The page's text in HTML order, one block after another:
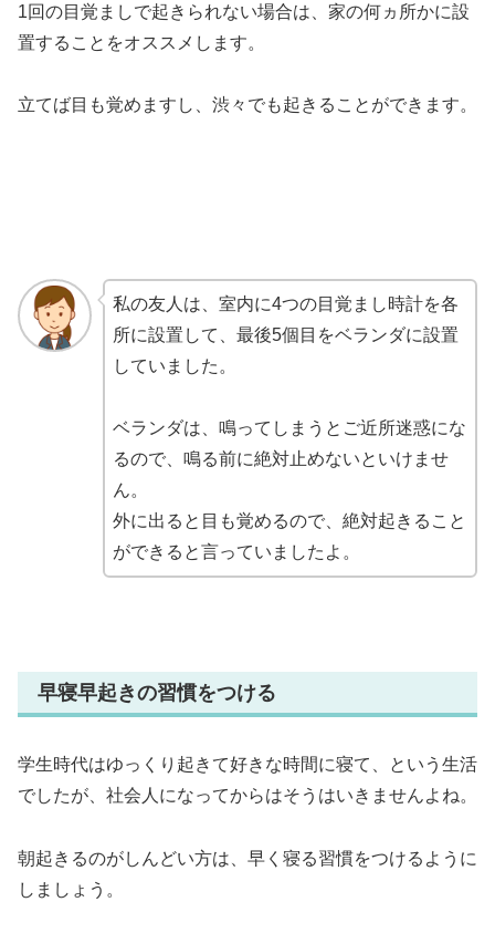
1回の目覚ましで起きられない場合は、家の何ヵ所かに設
置することをオススメします。
立てば目も覚めますし、渋々でも起きることができます。
私の友人は、室内に4つの目覚まし時計を各
所に設置して、最後5個目をベランダに設置
していました。
ベランダは、鳴ってしまうとご近所迷惑にな
るので、鳴る前に絶対止めないといけませ
ん。
外に出ると目も覚めるので、絶対起きること
ができると言っていましたよ。
早寝早起きの習慣をつける
学生時代はゆっくり起きて好きな時間に寝て、という生活
でしたが、社会人になってからはそうはいきませんよね。
朝起きるのがしんどい方は、早く寝る習慣をつけるように
しましょう。